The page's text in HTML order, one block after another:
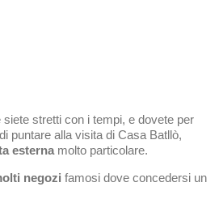
stretti con i tempi, e dovete per
puntare alla visita di Casa Batllò,
esterna molto particolare.
negozi famosi dove concedersi un